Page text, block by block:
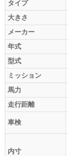
タイプ
大きさ
メーカー
年式
型式
ミッション
馬力
走行距離
車検
内寸